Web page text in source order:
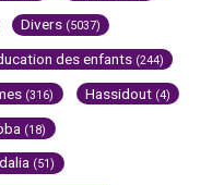
Divers (5037)
des enfants (244)
(316) Hassidout (4)
(18)
(51)